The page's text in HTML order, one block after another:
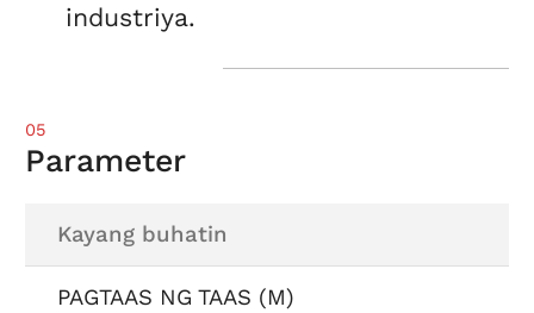
industriya.
05
Parameter
Kayang buhatin
PAGTAAS NG TAAS (M)